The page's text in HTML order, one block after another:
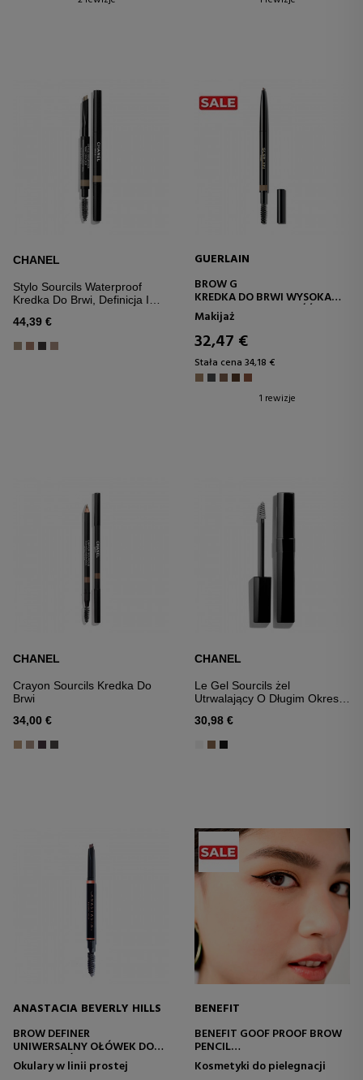
CHANEL
Stylo Sourcils Waterproof
Kredka Do Brwi, Definicja I
44,39 €
GUERLAIN
BROW G
KREDKA DO BRWI WYSOKA
PRECYZJA I TRWAŁOŚĆ
Makijaż
32,47 €
Stała cena 34,18 €
1 rewizje
CHANEL
Crayon Sourcils Kredka Do
Brwi
34,00 €
CHANEL
Le Gel Sourcils żel
Utrwalający O Długim Okresie
30,98 €
ANASTACIA BEVERLY HILLS
BROW DEFINER
UNIWERSALNY OŁÓWEK DO
BRWI Z TRÓJKĄTNĄ
KOŃCÓWKĄ.
Okulary w linii prostej
BENEFIT
BENEFIT GOOF PROOF BROW
PENCIL
KREDKA DO BRWI
Kosmetyki do pielegnacji